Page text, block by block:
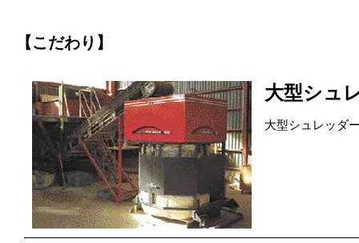
【こだわり】
大型シュ
大型シュレッダ